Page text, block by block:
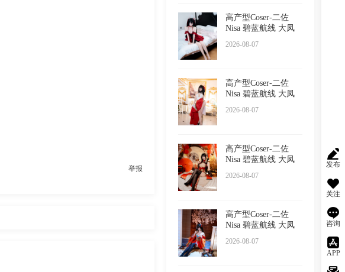
发布
关注
咨询
APP
高产型Coser-二佐
Nisa 碧蓝航线 大凤
2026-08-07
高产型Coser-二佐
Nisa 碧蓝航线 大凤
2026-08-07
高产型Coser-二佐
Nisa 碧蓝航线 大凤
2026-08-07
高产型Coser-二佐
Nisa 碧蓝航线 大凤
2026-08-07
举报